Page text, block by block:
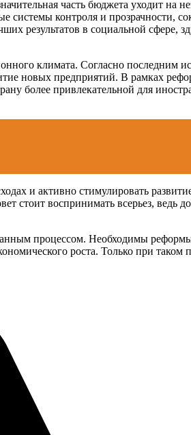
часть бюджета уходит на
системы контроля и прозрачности,
результатов в социальной сфере,
климата. Согласно последним
новых предприятий. В рамках
более привлекательной для
и активно стимулировать
стоит воспринимать всерьез, ведь
процессом. Необходимы
роста. Только при таком